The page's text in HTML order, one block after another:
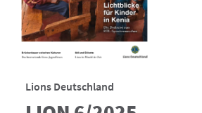
Lions Deutschland